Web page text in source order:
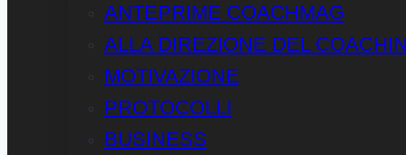
ANTEPRIME COACHMAG
ALLA DIREZIONE DEL
MOTIVAZIONE
PROTOCOLLI
BUSINESS